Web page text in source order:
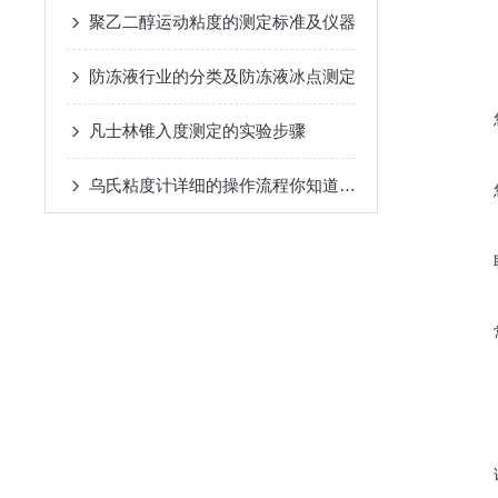
聚乙二醇运动粘度的测定标准及仪器
防​冻液行业的分类及防冻液冰点测定
凡士林锥入度测定的实验步骤
乌氏粘度计详细的操作流程你知道吗？